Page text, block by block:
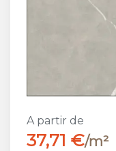
A partir de
37,71 €/m²